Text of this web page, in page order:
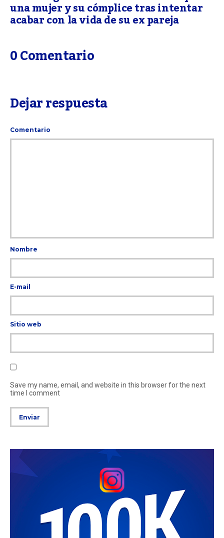
una mujer y su cómplice tras intentar
acabar con la vida de su ex pareja
0 Comentario
Dejar respuesta
Comentario
Nombre
E-mail
Sitio web
Save my name, email, and website in this browser for the next
time I comment